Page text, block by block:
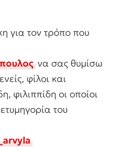
για τον τρόπο που
να σας θυμίσω
φίλοι και
φιλιππίδη οι οποίοι
του